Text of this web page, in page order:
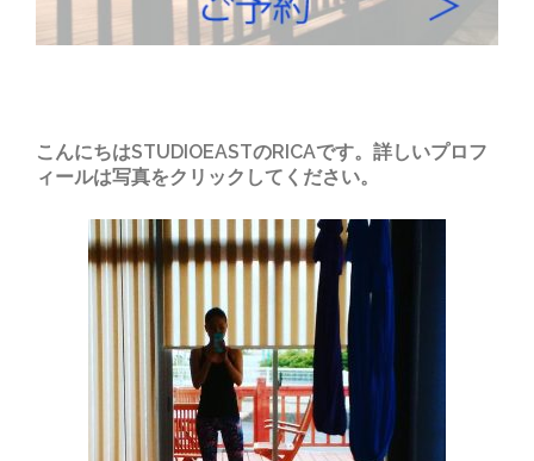
こんにちはSTUDIOEASTのRICAです。詳しいプロフ
ィールは写真をクリックしてください。